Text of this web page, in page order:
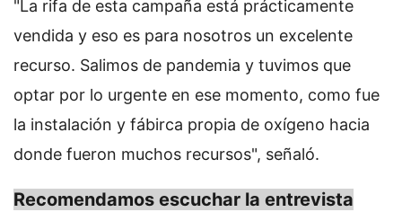
"La rifa de esta campaña está prácticamente
vendida y eso es para nosotros un excelente
recurso. Salimos de pandemia y tuvimos que
optar por lo urgente en ese momento, como fue
la instalación y fábirca propia de oxígeno hacia
donde fueron muchos recursos", señaló.
Recomendamos escuchar la entrevista